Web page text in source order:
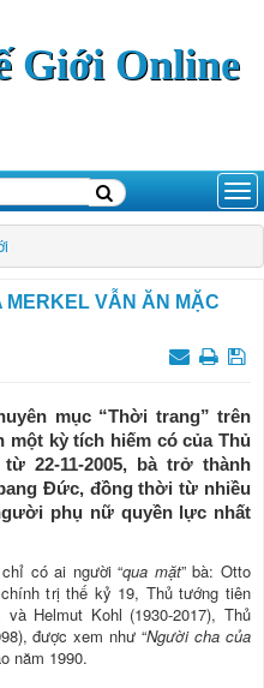
Giới Online
VẪN ĂN MẶC
mục “Thời trang” trên
một kỳ tích hiếm có của Thủ
22-11-2005, bà trở thành
Đức, đồng thời từ nhiều
phụ nữ quyền lực nhất
có ai người “qua mặt” bà: Otto
trị thế kỷ 19, Thủ tướng tiên
Helmut Kohl (1930-2017), Thủ
được xem như “Người cha của
năm 1990.